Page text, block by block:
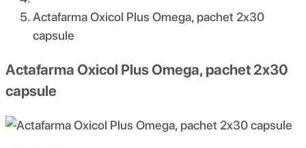
Actafarma Oxicol Plus Omega, pachet 2x30
capsule
Actafarma Oxicol Plus Omega, pachet 2x30
capsule